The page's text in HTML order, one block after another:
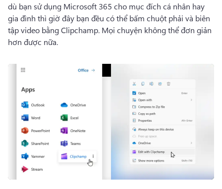
dù bạn sử dụng Microsoft 365 cho mục đích cá nhân hay
gia đình thì giờ đây bạn đều có thể bấm chuột phải và biên
tập video bằng Clipchamp. Mọi chuyện không thể đơn giản
hơn được nữa.